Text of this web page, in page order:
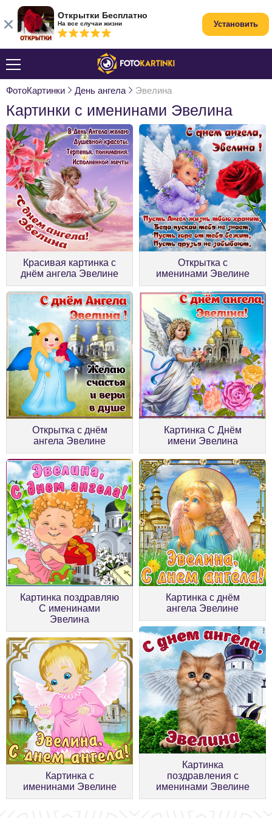
ФотоКартинки День ангела Эвелина
Картинки с именинами Эвелина
Красивая картинка с
днём ангела Эвелине
Открытка с
именинами Эвелине
Открытка с днём
ангела Эвелине
Картинка С Днём
имени Эвелина
Картинка поздравляю
С именинами
Эвелина
Картинка с днём
ангела Эвелине
Картинка с
именинами Эвелине
Картинка
поздравления с
именинами Эвелине
Открытки Бесплатно
На все случаи жизни Установить